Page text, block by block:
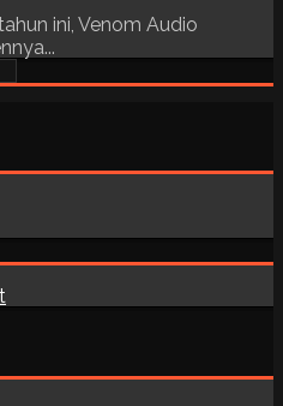
ini, Venom Audio